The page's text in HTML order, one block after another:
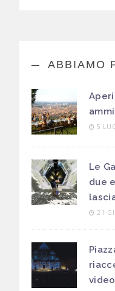
ABBIAMO
5
Le
due
21